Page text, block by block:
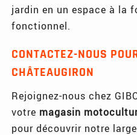
jardin en un espace à la
fonctionnel.
CONTACTEZ-NOUS
CHÂTEAUGIRON
Rejoignez-nous chez
votre magasin
pour découvrir notre